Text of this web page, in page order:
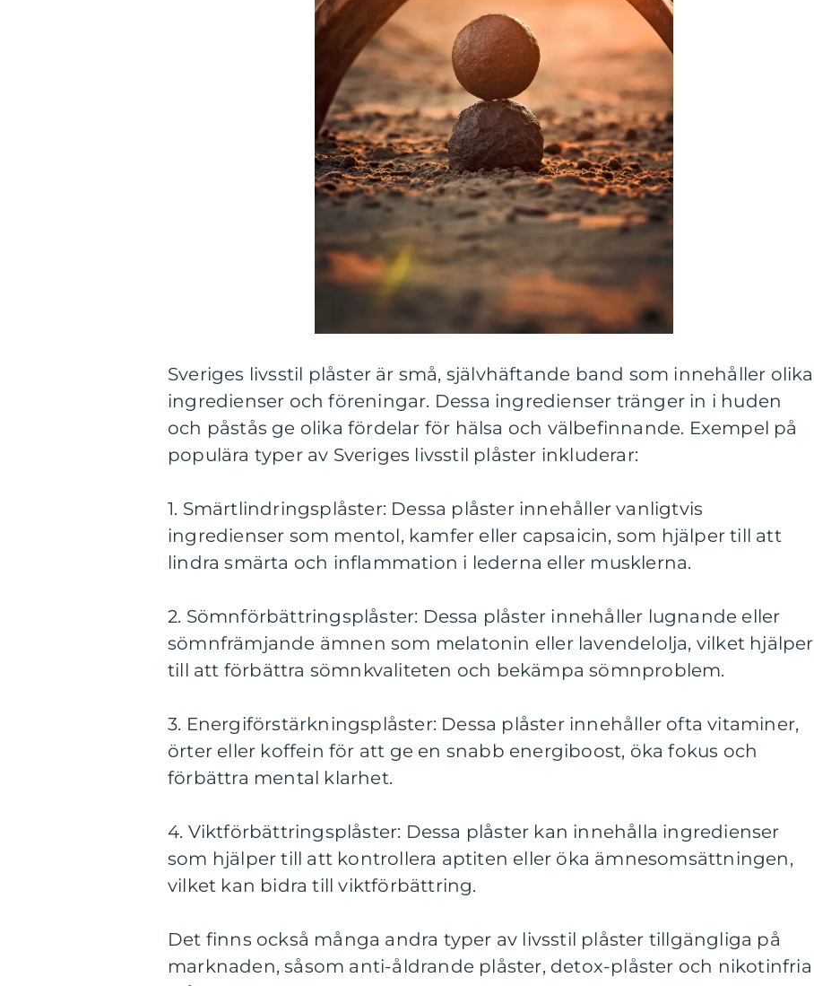
Sveriges livsstil plåster är små, självhäftande band som innehåller olika
ingredienser och föreningar. Dessa ingredienser tränger in i huden
och påstås ge olika fördelar för hälsa och välbefinnande. Exempel på
populära typer av Sveriges livsstil plåster inkluderar:
1. Smärtlindringsplåster: Dessa plåster innehåller vanligtvis
ingredienser som mentol, kamfer eller capsaicin, som hjälper till att
lindra smärta och inflammation i lederna eller musklerna.
2. Sömnförbättringsplåster: Dessa plåster innehåller lugnande eller
sömnfrämjande ämnen som melatonin eller lavendelolja, vilket hjälper
till att förbättra sömnkvaliteten och bekämpa sömnproblem.
3. Energiförstärkningsplåster: Dessa plåster innehåller ofta vitaminer,
örter eller koffein för att ge en snabb energiboost, öka fokus och
förbättra mental klarhet.
4. Viktförbättringsplåster: Dessa plåster kan innehålla ingredienser
som hjälper till att kontrollera aptiten eller öka ämnesomsättningen,
vilket kan bidra till viktförbättring.
Det finns också många andra typer av livsstil plåster tillgängliga på
marknaden, såsom anti-åldrande plåster, detox-plåster och nikotinfria